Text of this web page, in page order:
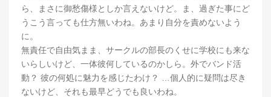
ら、まさに御愁傷様としか言えないけど。ま、過ぎた事にど
うこう言っても仕方無いわね。あまり自分を責めないよう
に。
無責任で自由気まま、サークルの部長のくせに学校にも来な
いらしいけど、一体彼何しているのかしら。外でバンド活
動？ 彼の何処に魅力を感じたわけ？ …個人的に疑問は尽き
ないけど、それも最早どうでも良いわね。